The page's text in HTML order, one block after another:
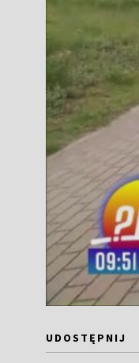
UDOSTĘPNIJ